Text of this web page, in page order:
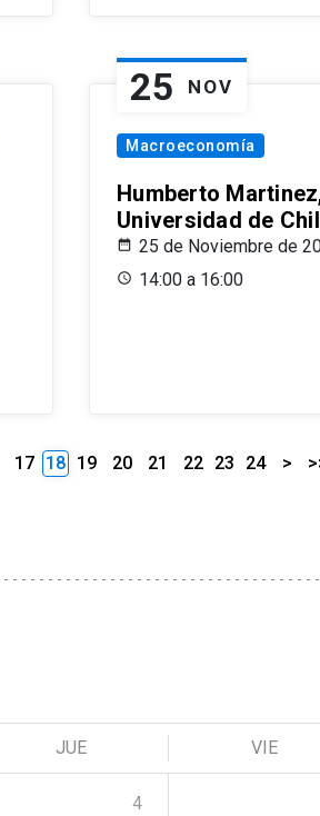
25 NOV
Macroeconomía
Humberto
Universidad de
25 de Noviembre de
14:00 a 16:00
17 18 19 20 21 22 23 24 >
JUE VIE
4